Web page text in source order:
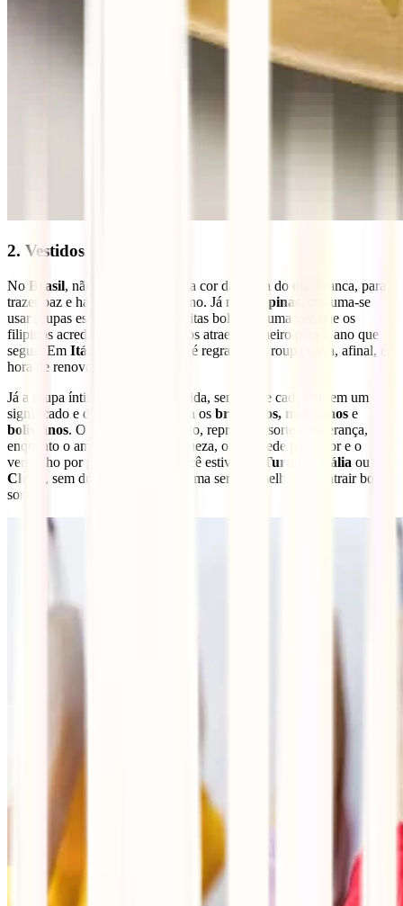
2. Vestidos para atrair…
No Brasil, não há dúvida sobre a cor da roupa do dia: branca, para
trazer paz e harmonia no novo ano. Já nas
Filipinas
, costuma-se
usar roupas estampadas com muitas bolinhas, uma vez que os
filipinos acreditam que os círculos atraem dinheiro para o ano que
segue. Em Itália
, é regra é usar roupa nova, afinal, é
hora de renovar!
Já a roupa íntima, deve ser colorida, sendo que cada cor tem um
significado e desejo especial para os brasileiros, mexicanos e
bolivianos. O verde, por exemplo, representa sorte e esperança,
enquanto o amarelo chama a riqueza, o rosa pede por amor e o
vermelho por paixão. Mas se você estiver na
Turquia, Itália ou
China , sem dúvidas, a roupa íntima será vermelha, para atrair boa
sorte!